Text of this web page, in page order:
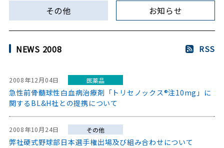
その他 お知らせ
NEWS 2008 RSS
2008年12月04日 医薬品
急性前骨髄球性白血病治療剤「トリセノックス®注10mg」に
関するBL&H社との提携について
2008年10月24日 その他
弊社硬式野球部日本選手権出場及び組み合わせについて